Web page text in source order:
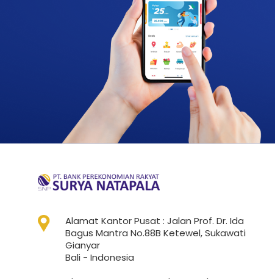
Alamat Kantor Pusat : Jalan Prof. Dr. Ida
Bagus Mantra No.88B Ketewel, Sukawati
Gianyar
Bali - Indonesia